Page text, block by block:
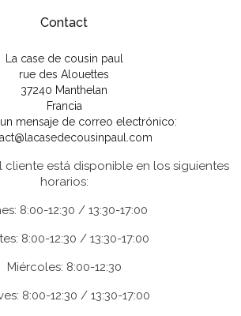
Contact
La case de cousin paul
rue des Alouettes
37240 Manthelan
Francia
un mensaje de correo electrónico:
cliente está disponible en los siguientes
horarios:
8:00-12:30 / 13:30-17:00
8:00-12:30 / 13:30-17:00
Miércoles: 8:00-12:30
8:00-12:30 / 13:30-17:00